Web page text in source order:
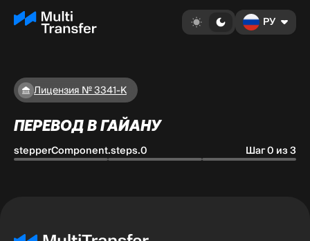
РУ
Лицензия № 3341-К
ПЕРЕВОД В ГАЙАНУ
stepperComponent.steps.0 Шаг 0 из 3